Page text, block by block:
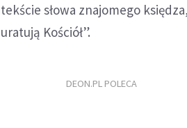
słowa znajomego
Kościół”.
DEON.PL POLECA